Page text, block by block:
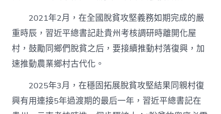
2021年2月，在全國脫貧攻堅義務如期完成的嚴
重時辰，習近平總書記赴貴州考核調研時離開化屋
村，鼓勵同鄉們脫貧之后，要接續推動村落復興，加
速推動農業鄉村古代化。
2025年3月，在穩固拓展脫貧攻堅結果同親村復
興有用連接5年過渡期的最后一年，習近平總書記在